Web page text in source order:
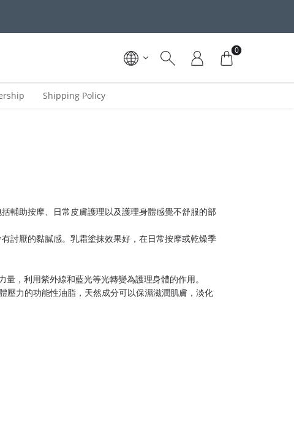
0
Shipping Policy
輔助按摩、日常皮膚護理以及護理身體感覺不舒服的部
討厭的黏膩感。乳霜塗抹效果好，在日常按摩或乾燥季
，利用紫外線和藍光等光轉變為護理身體的作用。
力的功能性油脂，天然成分可以保濕滋潤肌膚，淡化